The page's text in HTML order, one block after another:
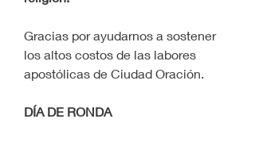
Gracias por ayudarnos a sostener
los altos costos de las labores
apostólicas de Ciudad Oración.
DÍA DE RONDA